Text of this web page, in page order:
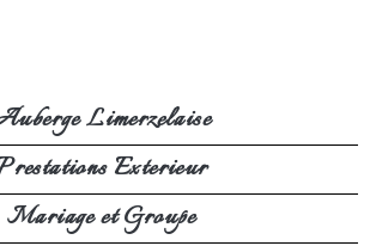
Limerzelaise
Exterieur
Mariage et Groupe